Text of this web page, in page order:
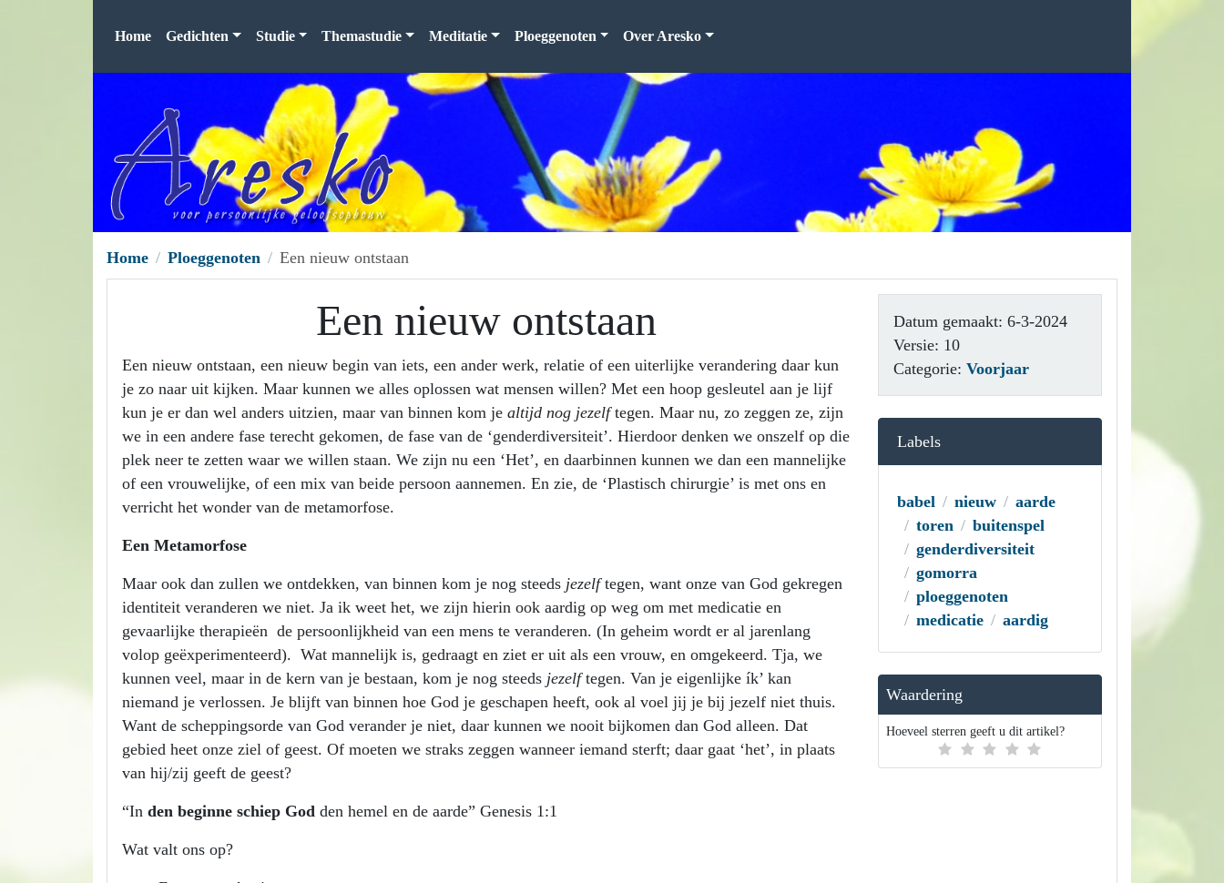
Home Gedichten Studie Themastudie Meditatie Ploeggenoten Over Aresko
Home Ploeggenoten Een nieuw ontstaan
Een nieuw ontstaan
Een nieuw ontstaan, een nieuw begin van iets, een ander werk, relatie of een uiterlijke verandering daar kun
je zo naar uit kijken. Maar kunnen we alles oplossen wat mensen willen? Met een hoop gesleutel aan je lijf
kun je er dan wel anders uitzien, maar van binnen kom je altijd nog jezelftegen. Maar nu, zo zeggen ze, zijn
we in een andere fase terecht gekomen, de fase van de ‘genderdiversiteit’. Hierdoor denken we onszelf op die
plek neer te zetten waar we willen staan. We zijn nu een ‘Het’, en daarbinnen kunnen we dan een mannelijke
of een vrouwelijke, of een mix van beide persoon aannemen. En zie, de ‘Plastisch chirurgie’ is met ons en
verricht het wonder van de metamorfose.
Een Metamorfose
Maar ook dan zullen we ontdekken, van binnen kom je nog steeds jezelftegen, want onze van God gekregen
identiteit veranderen we niet. Ja ik weet het, we zijn hierin ook aardig op weg om met medicatie en
gevaarlijke therapieën de persoonlijkheid van een mens te veranderen. (In geheim wordt er al jarenlang
volop geëxperimenteerd). Wat mannelijk is, gedraagt en ziet er uit als een vrouw, en omgekeerd. Tja, we
kunnen veel, maar in de kern van je bestaan, kom je nog steeds jezelftegen. Van je eigenlijke ík’ kan
niemand je verlossen. Je blijft van binnen hoe God je geschapen heeft, ook al voel jij je bij jezelf niet thuis.
Want de scheppingsorde van God verander je niet, daar kunnen we nooit bijkomen dan God alleen. Dat
gebied heet onze ziel of geest. Of moeten we straks zeggen wanneer iemand sterft; daar gaat ‘het’, in plaats
van hij/zij geeft de geest?
“In den beginne schiep God den hemel en de aarde” Genesis 1:1
Wat valt ons op?
Datum gemaakt: 6-3-2024
Versie: 10
Categorie: Voorjaar
Labels
babel nieuw
aarde
toren
buitenspel
genderdiversiteit
gomorra
ploeggenoten
medicatie
aardig
Waardering
Hoeveel sterren geeft u dit artikel?